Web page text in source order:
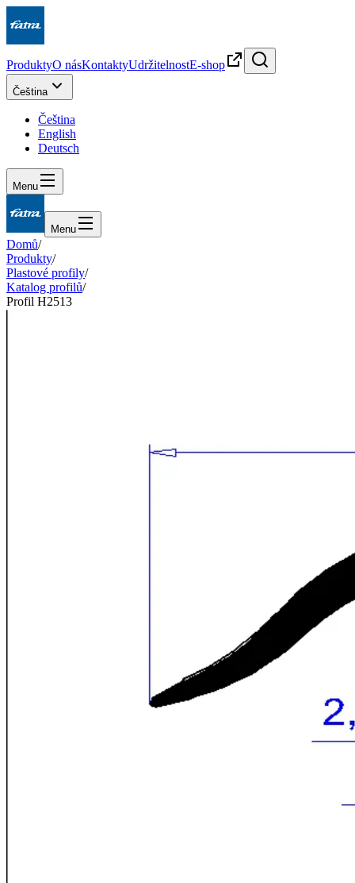
ProduktyO násKontaktyUdržitelnostE-shop
Čeština
Čeština
English
Deutsch
Menu
Menu
Domů/
Produkty/
Plastové profily/
Katalog profilů/
Profil H2513